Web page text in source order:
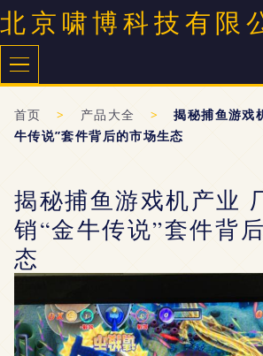
北京啸博科技有限
首页 > 产品大全 >
揭秘捕鱼游戏
牛传说”套件背后的市场生态
揭秘捕鱼游戏机产业
销“金牛传说”套件背
态